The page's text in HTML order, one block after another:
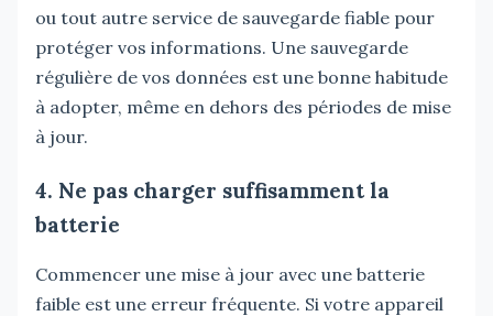
ou tout autre service de sauvegarde fiable pour
protéger vos informations. Une sauvegarde
régulière de vos données est une bonne habitude
à adopter, même en dehors des périodes de mise
à jour.
4. Ne pas charger suffisamment la
batterie
Commencer une mise à jour avec une batterie
faible est une erreur fréquente. Si votre appareil